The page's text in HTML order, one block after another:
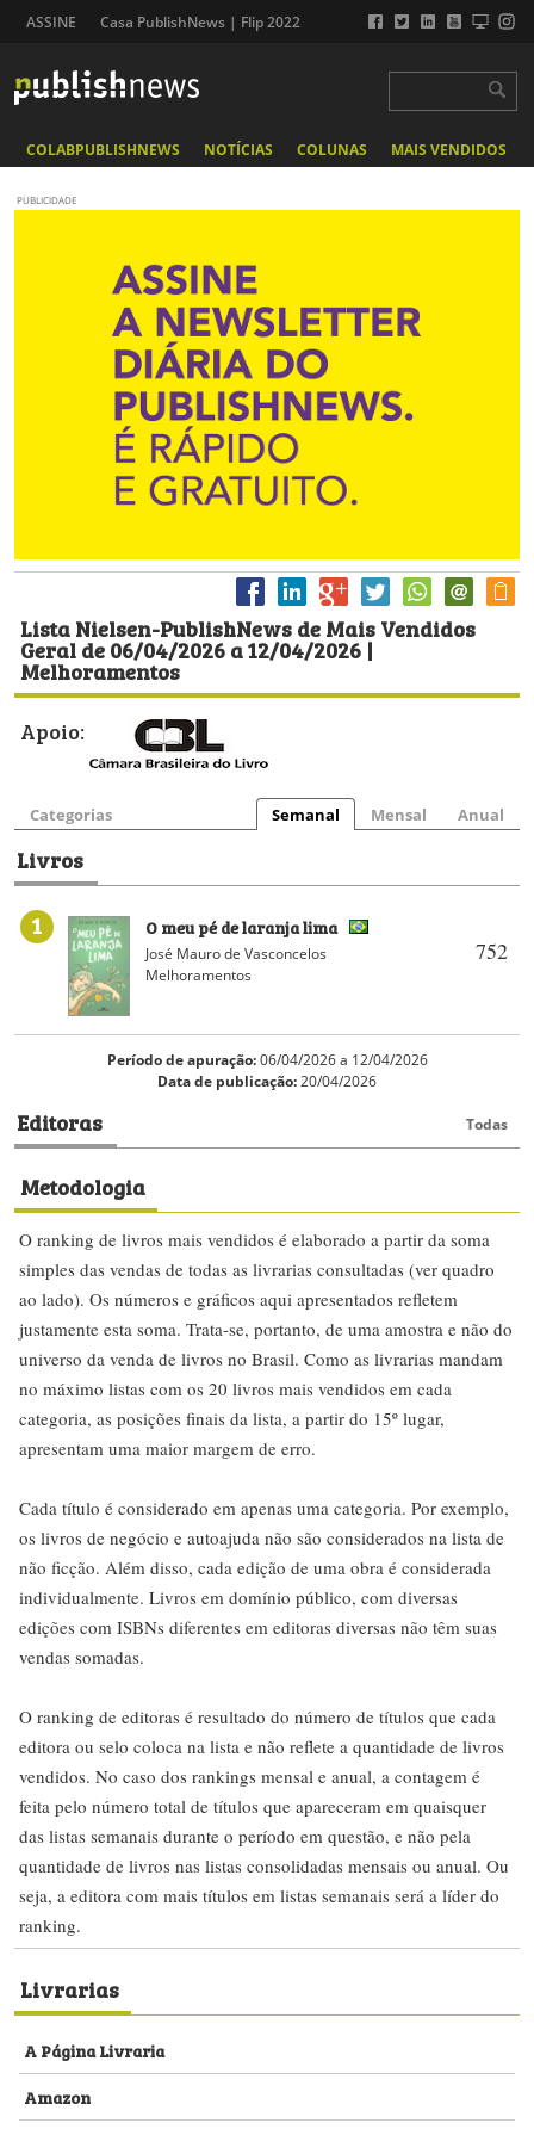
ASSINE Casa PublishNews | Flip 2022
COLABPUBLISHNEWS NOTÍCIAS COLUNAS MAIS VENDIDOS
PUBLICIDADE
Lista Nielsen-PublishNews de Mais Vendidos
Geral de 06/04/2026 a 12/04/2026 |
Melhoramentos
Apoio:
Categorias Semanal Mensal Anual
Livros
1
752
O meu pé de laranja lima
José Mauro de Vasconcelos
Melhoramentos
Período de apuração:06/04/2026 a 12/04/2026
Data de publicação:20/04/2026
Editoras Todas
Metodologia
O ranking de livros mais vendidos é elaborado a partir da soma
simples das vendas de todas as livrarias consultadas (ver quadro
ao lado). Os números e gráficos aqui apresentados refletem
justamente esta soma. Trata-se, portanto, de uma amostra e não do
universo da venda de livros no Brasil. Como as livrarias mandam
no máximo listas com os 20 livros mais vendidos em cada
categoria, as posições finais da lista, a partir do 15º lugar,
apresentam uma maior margem de erro.
Cada título é considerado em apenas uma categoria. Por exemplo,
os livros de negócio e autoajuda não são considerados na lista de
não ficção. Além disso, cada edição de uma obra é considerada
individualmente. Livros em domínio público, com diversas
edições com ISBNs diferentes em editoras diversas não têm suas
vendas somadas.
O ranking de editoras é resultado do número de títulos que cada
editora ou selo coloca na lista e não reflete a quantidade de livros
vendidos. No caso dos rankings mensal e anual, a contagem é
feita pelo número total de títulos que apareceram em quaisquer
das listas semanais durante o período em questão, e não pela
quantidade de livros nas listas consolidadas mensais ou anual. Ou
seja, a editora com mais títulos em listas semanais será a líder do
ranking.
Livrarias
A Página Livraria
Amazon